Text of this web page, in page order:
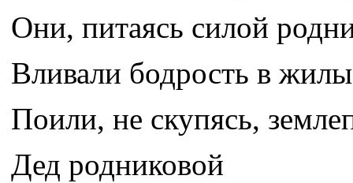
Они, питаясь силой
Вливали бодрость в жилы
Поили, не скупясь,
Дед родниковой